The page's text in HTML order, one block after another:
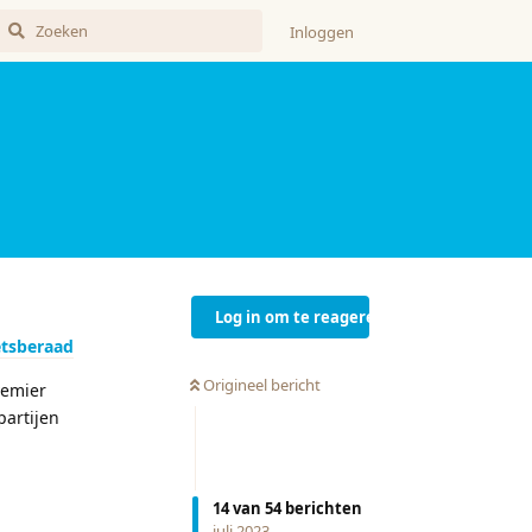
Inloggen
Log in om te reageren
Origineel bericht
14van 54berichten